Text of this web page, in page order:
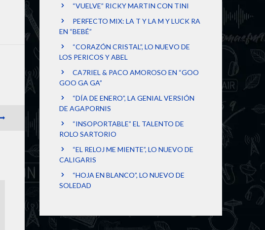
“VUELVE” RICKY MARTIN CON TINI
PERFECTO MIX: LA T Y LA M Y LUCK RA
EN “BEBÉ”
“CORAZÓN CRISTAL”, LO NUEVO DE
LOS PERICOS Y ABEL
CA7RIEL & PACO AMOROSO EN “GOO
GOO GA GA”
“DÍA DE ENERO”, LA GENIAL VERSIÓN
DE AGAPORNIS
“INSOPORTABLE” EL TALENTO DE
ROLO SARTORIO
“EL RELOJ ME MIENTE”, LO NUEVO DE
CALIGARIS
“HOJA EN BLANCO”, LO NUEVO DE
SOLEDAD